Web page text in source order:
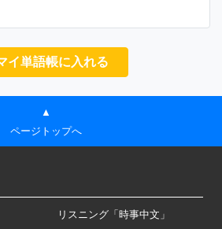
イ単語帳に入れる
▲
ページトップへ
リスニング「時事中文」